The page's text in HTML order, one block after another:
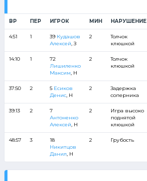
ВР ПЕР ИГРОК МИН НАРУШЕНИЕ
4:51 1 39 Кудашов
Алексей, З
2
Толчок
клюшкой
14:10 1
72
Лишиленко
Максим, Н
2
Толчок
клюшкой
37:50 2 5 Есиков
Денис, Н
2
Задержка
соперника
39:13 2
7
Антоненко
Алексей, Н
2
Игра высоко
поднятой
клюшкой
48:57 3
18
Никитцов
Данил, Н
2 Грубость